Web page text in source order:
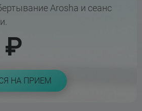
Arosha и сеанс
₽
НА ПРИЕМ